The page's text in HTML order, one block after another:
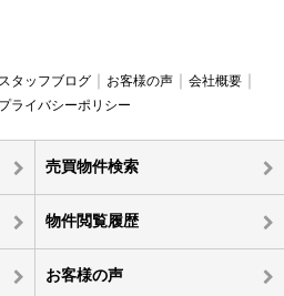
スタッフブログ お客様の声
会社概要
プライバシーポリシー
売買物件検索
物件閲覧履歴
お客様の声